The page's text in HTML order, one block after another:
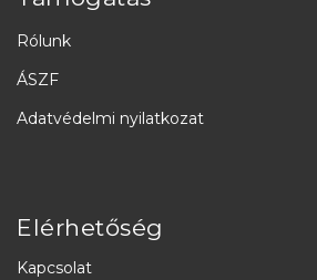
Rólunk
ÁSZF
Adatvédelmi nyilatkozat
Elérhetőség
Kapcsolat